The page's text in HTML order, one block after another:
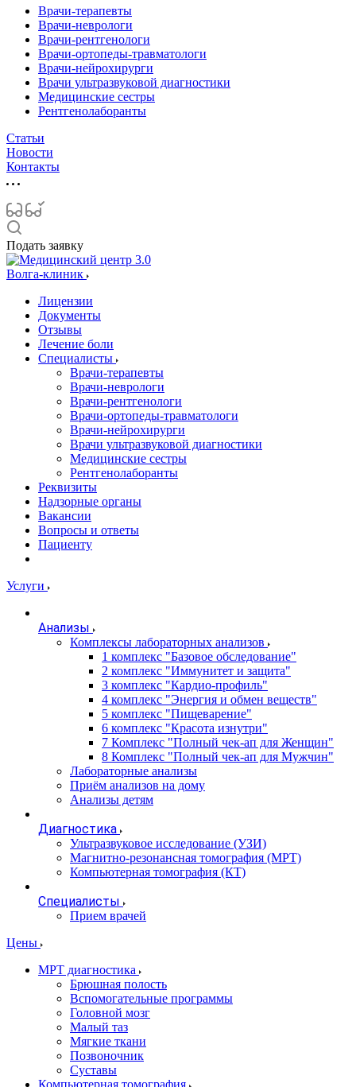
Врачи-терапевты
Врачи-неврологи
Врачи-рентгенологи
Врачи-ортопеды-травматологи
Врачи-нейрохирурги
Врачи ультразвуковой диагностики
Медицинские сестры
Рентгенолаборанты
Статьи
Новости
Контакты
Подать заявку
Волга-клиник
Лицензии
Документы
Отзывы
Лечение боли
Специалисты
Врачи-терапевты
Врачи-неврологи
Врачи-рентгенологи
Врачи-ортопеды-травматологи
Врачи-нейрохирурги
Врачи ультразвуковой диагностики
Медицинские сестры
Рентгенолаборанты
Реквизиты
Надзорные органы
Вакансии
Вопросы и ответы
Пациенту
Услуги
Анализы
Комплексы лабораторных анализов
1 комплекс "Базовое обследование"
2 комплекс "Иммунитет и защита"
3 комплекс "Кардио-профиль"
4 комплекс "Энергия и обмен веществ"
5 комплекс "Пищеварение"
6 комплекс "Красота изнутри"
7 Комплекс "Полный чек-ап для Женщин"
8 Комплекс "Полный чек-ап для Мужчин"
Лабораторные анализы
Приём анализов на дому
Анализы детям
Диагностика
Ультразвуковое исследование (УЗИ)
Магнитно-резонансная томография (МРТ)
Компьютерная томография (КТ)
Специалисты
Прием врачей
Цены
МРТ диагностика
Брюшная полость
Вспомогательные программы
Головной мозг
Малый таз
Мягкие ткани
Позвоночник
Суставы
Компьютерная томография